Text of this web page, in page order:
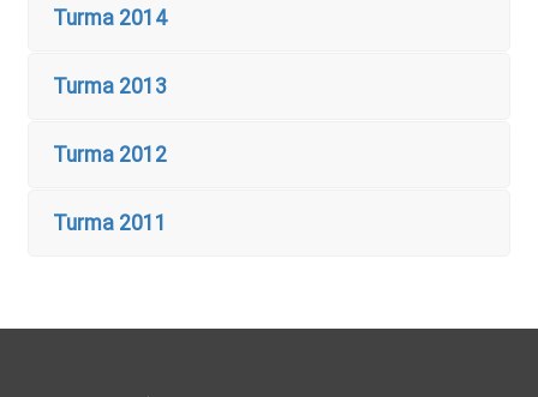
Turma 2014
Turma 2013
Turma 2012
Turma 2011